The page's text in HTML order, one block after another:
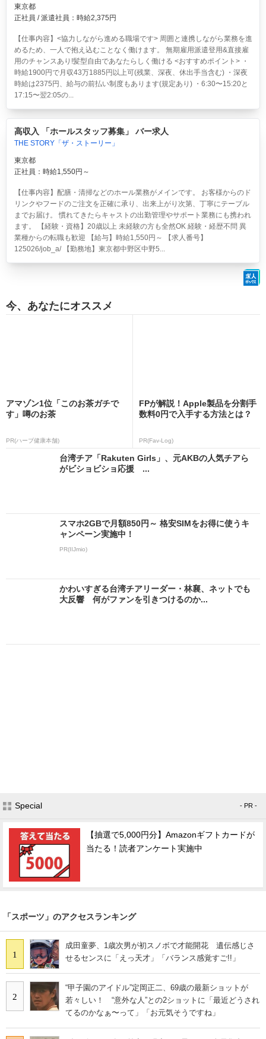
東京都
正社員 / 派遣社員：時給2,375円
【仕事内容】<協力しながら進める職場です> 周囲と連携しながら業務を進
めるため、一人で抱え込むことなく働けます。 無期雇用派遣登用&直接雇
用のチャンスあり!髪型自由であなたらしく働ける <おすすめポイント> ・
時給1900円で月収43万1885円以上可(残業、深夜、休出手当含む) ・深夜
時給は2375円、給与の前払い制度もあります(規定あり) ・6:30〜15:20と
17:15〜翌2:05の...
高収入 「ホールスタッフ募集」 バー求人
THE STORY「ザ・ストーリー」
東京都
正社員：時給1,550円～
【仕事内容】配膳・清掃などのホール業務がメインです。 お客様からのド
リンクやフードのご注文を正確に承り、出来上がり次第、丁寧にテーブル
までお届け。 慣れてきたらキャストの出勤管理やサポート業務にも携われ
ます。 【経験・資格】20歳以上 未経験の方も全然OK 経験・経歴不問 異
業種からの転職も歓迎 【給与】時給1,550円～ 【求人番号】
125026/job_a/ 【勤務地】東京都中野区中野5...
今、あなたにオススメ
アマゾン1位「このお茶ガチで
す」噂のお茶
PR(ハーブ健康本舗)
FPが解説！Apple製品を分割手
数料0円で入手する方法とは？
PR(Fav-Log)
台湾チア「Rakuten Girls」、元AKBの人気チアら
がビショビショ応援 ...
スマホ2GBで月額850円～ 格安SIMをお得に使うキ
ャンペーン実施中！
PR(IIJmio)
かわいすぎる台湾チアリーダー・林襄、ネットでも
大反響 何がファンを引きつけるのか...
Special - PR -
【抽選で5,000円分】Amazonギフトカードが
当たる！読者アンケート実施中
「スポーツ」のアクセスランキング
1
成田童夢、1歳次男が初スノボで才能開花 遺伝感じさ
せるセンスに「えっ天才」「バランス感覚すご!!」
2
“甲子園のアイドル”定岡正二、69歳の最新ショットが
若々しい！ “意外な人”との2ショットに「最近どうされ
てるのかなぁ〜って」「お元気そうですね」